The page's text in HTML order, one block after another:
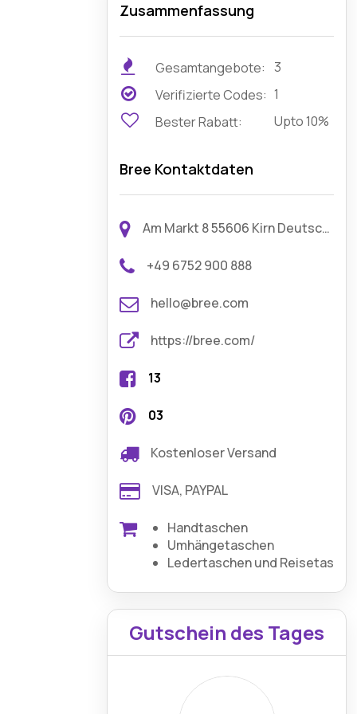
Zusammenfassung
Gesamtangebote:
3
Verifizierte Codes: 1
Bester Rabatt:
Upto 10%
Bree Kontaktdaten
Am Markt 8 55606 Kirn Deutschland
+49 6752 900 888
hello@bree.com
https://bree.com/
13
03
Kostenloser Versand
VISA, PAYPAL
Handtaschen
Umhängetaschen
Ledertaschen und Reisetaschen
Gutschein des Tages